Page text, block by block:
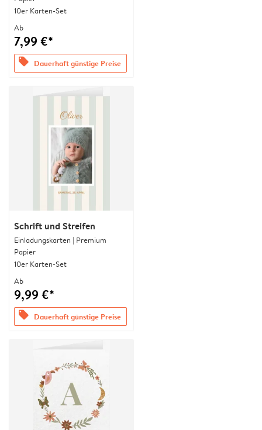
10er Karten-Set
Ab
7,99 €*
offers Dauerhaft günstige Preise
Schrift und Streifen
Einladungskarten | Premium
Papier
10er Karten-Set
Ab
9,99 €*
offers Dauerhaft günstige Preise